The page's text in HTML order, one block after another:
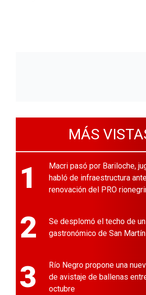
MÁS
1
Macri pasó por Bariloche,
habló de infraestructura
renovación del PRO
2
Se desplomó el techo de
gastronómico de San
3
Río Negro propone una
de avistaje de ballenas
octubre